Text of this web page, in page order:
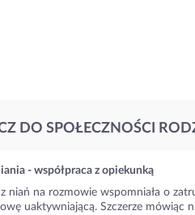
DO SPOŁECZNOŚCI
- współpraca z opiekunką
niań na rozmowie wspomniała o
uaktywniającą. Szczerze mówiąc